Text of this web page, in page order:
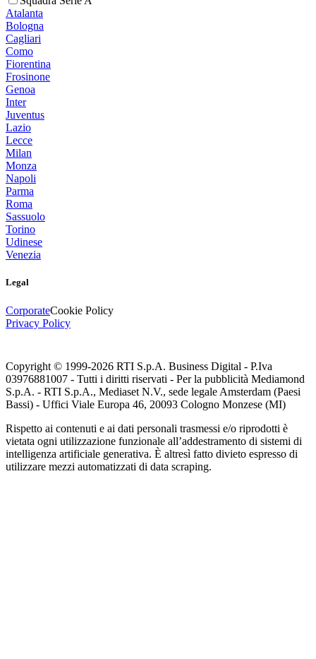
Atalanta
Bologna
Cagliari
Como
Fiorentina
Frosinone
Genoa
Inter
Juventus
Lazio
Lecce
Milan
Monza
Napoli
Parma
Roma
Sassuolo
Torino
Udinese
Venezia
Legal
CorporateCookie Policy
Privacy Policy
Copyright © 1999-2026 RTI S.p.A. Business Digital - P.Iva
03976881007 - Tutti i diritti riservati - Per la pubblicità Mediamond
S.p.A. - RTI S.p.A., Mediaset N.V., sede legale Amsterdam (Paesi
Bassi) - Uffici Viale Europa 46, 20093 Cologno Monzese (MI)
Rispetto ai contenuti e ai dati personali trasmessi e/o riprodotti è
vietata ogni utilizzazione funzionale all’addestramento di sistemi di
intelligenza artificiale generativa. È altresì fatto divieto espresso di
utilizzare mezzi automatizzati di data scraping.